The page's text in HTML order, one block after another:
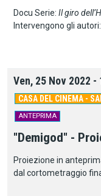
Docu Serie: Il giro
Intervengono gli autori:
Ven, 25 Nov 2022 -
CASA DEL CINEMA -
ANTEPRIMA
"Demigod" -
Proiezione in
dal cortometraggio